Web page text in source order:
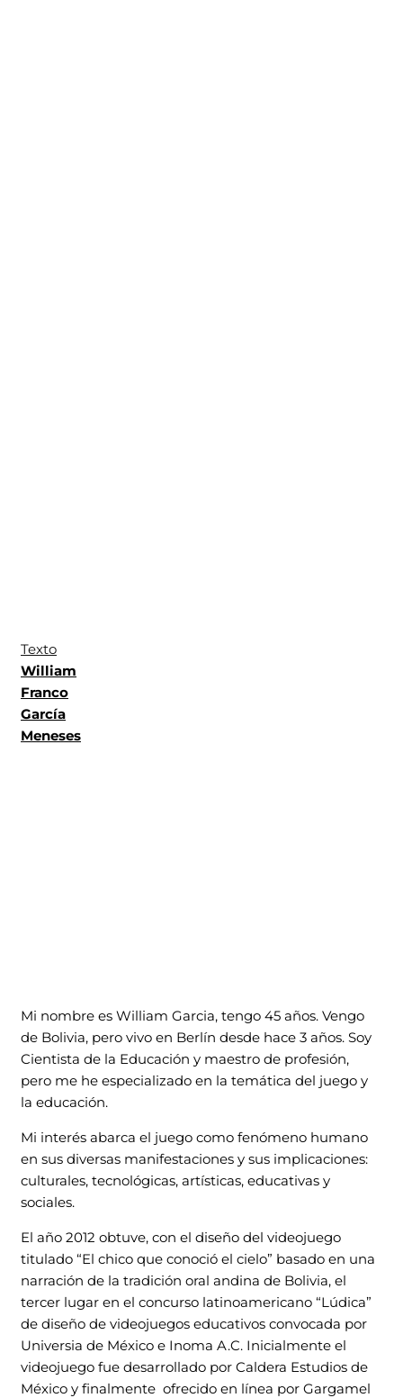
Texto
William
Franco
García
Meneses
Mi nombre es William Garcia, tengo 45 años. Vengo
de Bolivia, pero vivo en Berlín desde hace 3 años. Soy
Cientista de la Educación y maestro de profesión,
pero me he especializado en la temática del juego y
la educación.
Mi interés abarca el juego como fenómeno humano
en sus diversas manifestaciones y sus implicaciones:
culturales, tecnológicas, artísticas, educativas y
sociales.
El año 2012 obtuve, con el diseño del videojuego
titulado “El chico que conoció el cielo” basado en una
narración de la tradición oral andina de Bolivia, el
tercer lugar en el concurso latinoamericano “Lúdica”
de diseño de videojuegos educativos convocada por
Universia de México e Inoma A.C. Inicialmente el
videojuego fue desarrollado por Caldera Estudios de
México y finalmente ofrecido en línea por Gargamel